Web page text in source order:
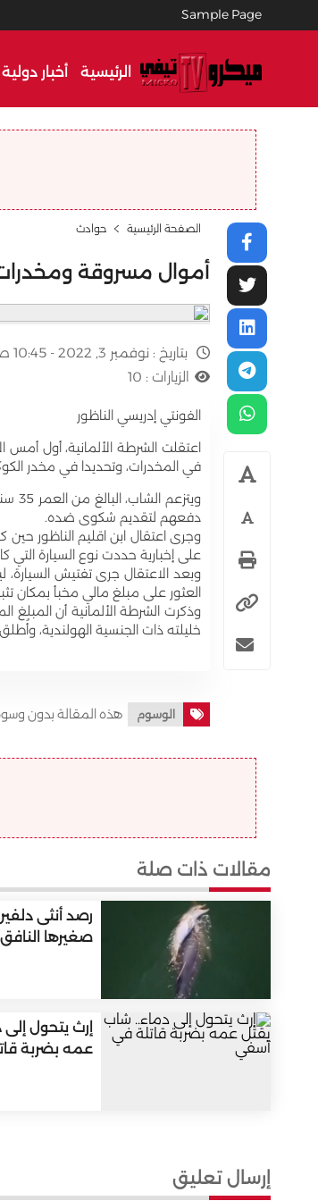
Sample Page
الرئيسية أخبار دولية
الصفحة الرئيسية حوادث
أموال مسروقة ومخدرات
بتاريخ : نوفمبر 3, 2022 - 10:45 ص
الزيارات : 10
الفونتي إدريسي الناظور
اعتقلت الشرطة الألمانية، أول أمس
في المخدرات، وتحديدا في مخدر
دفعهم لتقديم شكوى ضده.
وجرى اعتقال ابن اقليم الناظور
على إخبارية حددت نوع السيارة التي
العثور على مبلغ مالي مخبأ بمكان
خليلته ذات الجنسية الهولندية،
الوسوم هذه المقالة بدون
مقالات ذات صلة
رصد أنثى
صغيرها
إرث يتحول
عمه بضربة
إرسال تعليق